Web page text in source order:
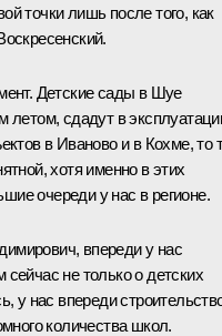
точки лишь после того, как
Детские сады в Шуе
летом, сдадут в
в Иваново и в Кохме, то
хотя именно в этих
очереди у нас в регионе.
впереди у нас
не только о детских
у нас впереди
количества школ.